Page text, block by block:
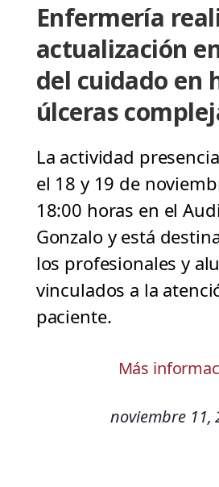
Enfermería
actualización
del cuidado en
úlceras
La actividad
el 18 y 19 de
18:00 horas en el
Gonzalo y está
los profesionales y
vinculados a la
paciente.
Más
noviembre 11,